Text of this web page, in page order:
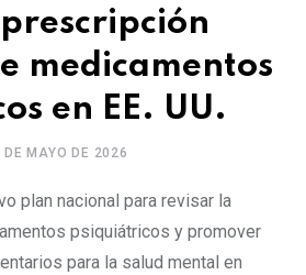
medicamentos
en EE. UU.
DE MAYO DE 2026
plan nacional para revisar la
psiquiátricos y promover
para la salud mental en